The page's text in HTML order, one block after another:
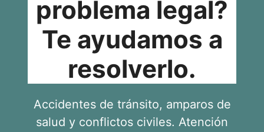
problema legal?
Te ayudamos a
resolverlo.
Accidentes de tránsito, amparos de
salud y conflictos civiles. Atención